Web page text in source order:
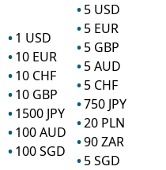
1 USD
10 EUR
10 CHF
10 GBP
1500 JPY
100AUD
100SGD
5 USD
5 EUR
5 GBP
5 AUD
5 CHF
750 JPY
20 PLN
90 ZAR
5 SGD